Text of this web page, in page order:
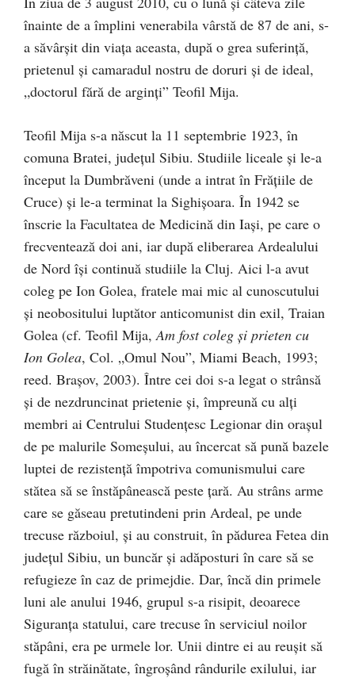
înainte de a împlini venerabila vârstă de 87 de ani, s-
a săvârşit din viaţa aceasta, după o grea suferinţă,
prietenul şi camaradul nostru de doruri şi de ideal,
„doctorul fără de arginţi” Teofil Mija.
Teofil Mija s-a născut la 11 septembrie 1923, în
comuna Bratei, judeţul Sibiu. Studiile liceale şi le-a
început la Dumbrăveni (unde a intrat în Frăţiile de
Cruce) şi le-a terminat la Sighişoara. În 1942 se
înscrie la Facultatea de Medicină din Iaşi, pe care o
frecventează doi ani, iar după eliberarea Ardealului
de Nord îşi continuă studiile la Cluj. Aici l-a avut
coleg pe Ion Golea, fratele mai mic al cunoscutului
şi neobositului luptător anticomunist din exil, Traian
Golea (cf. Teofil Mija,Am fost coleg şi prieten cu
Ion Golea, Col. „Omul Nou”, Miami Beach, 1993;
reed. Braşov, 2003). Între cei doi s-a legat o strânsă
şi de nezdruncinat prietenie şi, împreună cu alţi
membri ai Centrului Studenţesc Legionar din oraşul
de pe malurile Someşului, au încercat să pună bazele
luptei de rezistenţă împotriva comunismului care
stătea să se înstăpânească peste ţară. Au strâns arme
care se găseau pretutindeni prin Ardeal, pe unde
trecuse războiul, şi au construit, în pădurea Fetea din
judeţul Sibiu, un buncăr şi adăposturi în care să se
refugieze în caz de primejdie. Dar, încă din primele
luni ale anului 1946, grupul s-a risipit, deoarece
Siguranţa statului, care trecuse în serviciul noilor
stăpâni, era pe urmele lor. Unii dintre ei au reuşit să
fugă în străinătate, îngroşând rândurile exilului, iar